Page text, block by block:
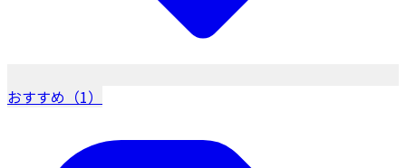
おすすめ（1）